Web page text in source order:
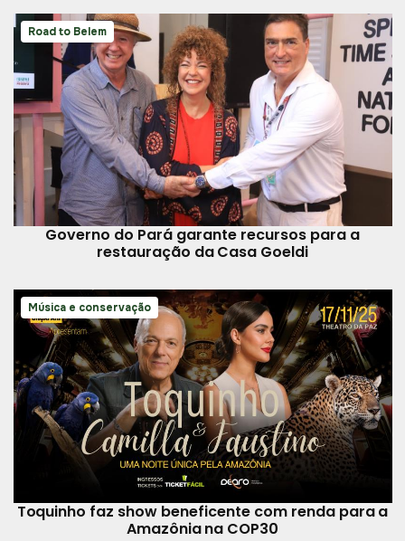
Road to Belem
Governo do Pará garante recursos para a
restauração da Casa Goeldi
Música e conservação
Toquinho faz show beneficente com renda para a
Amazônia na COP30